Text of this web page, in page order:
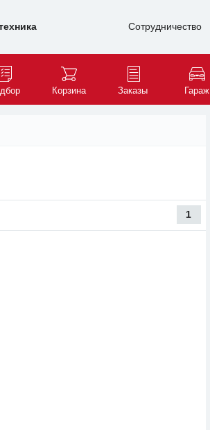
Сотрудничество
Корзина Заказы Гараж
1